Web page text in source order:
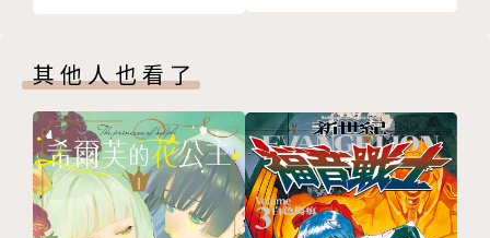
其他人也看了